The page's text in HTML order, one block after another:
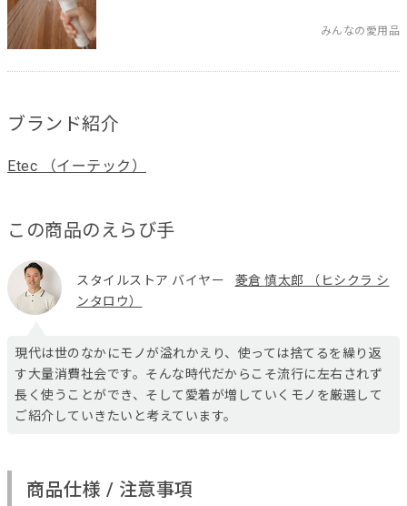
みんなの愛用品
ブランド紹介
Etec （イーテック）
この商品のえらび手
スタイルストア バイヤー
菱倉 慎太郎 （ヒシクラ シ
ンタロウ）
現代は世のなかにモノが溢れかえり、使っては捨てるを繰り返
す大量消費社会です。そんな時代だからこそ流行に左右されず
長く使うことができ、そして愛着が増していくモノを厳選して
ご紹介していきたいと考えています。
商品仕様 / 注意事項